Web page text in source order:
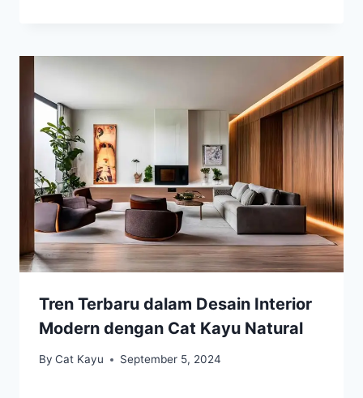
Tren Terbaru dalam Desain Interior
Modern dengan Cat Kayu Natural
By Cat Kayu September 5, 2024